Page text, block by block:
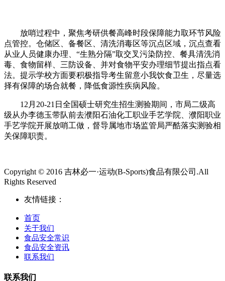
放哨过程中，聚焦考研供餐高峰时段保障能力取环节风险
点管控。仓储区、备餐区、清洗消毒区等沉点区域，沉点查看
从业人员健康办理、“生熟分隔”取交叉污染防控、餐具清洗消
毒、食物留样、三防设备、并对食物平安办理细节提出指点看
法。提示学校方面要积极指导考生留意小我饮食卫生，尽量选
择有保障的场合就餐，降低食源性疾病风险。
12月20-21日全国硕士研究生招生测验期间，市局二级高
级从办李德玉带队前去濮阳石油化工职业手艺学院、濮阳职业
手艺学院开展放哨工做，督导属地市场监管局严酷落实测验相
关保障职责。
Copyright © 2016 吉林必一·运动(B-Sports)食品有限公司.All
Rights Reserved
友情链接：
首页
关于我们
食品安全常识
食品安全资讯
联系我们
联系我们